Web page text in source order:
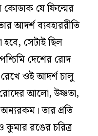
কোডাক যে ফিল্মের
আদর্শ ব্যবহাররীতি
হবে, সেটাই ছিল
দেশের রোদ
ওই আদর্শ চালু
আলো, উষ্ণতা,
তার প্রতি
রঙের চরিত্র